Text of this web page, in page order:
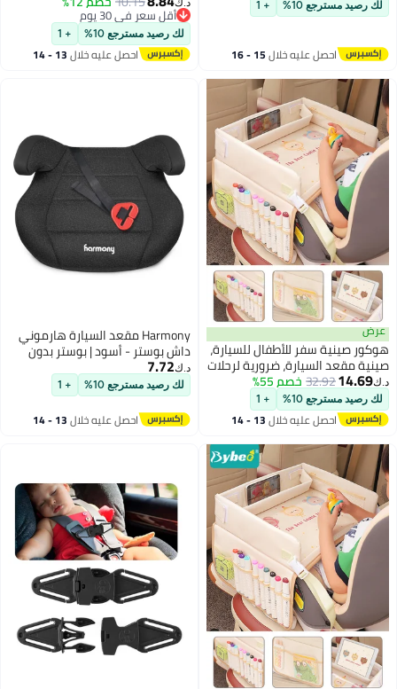
مقعد السيارة قابلة للطي، أزرق
لك رصيد مسترجع 10% + 1
احصل عليه خلال 15 - 16
اغسطس
أقل سعر في 30 يوم
أقل سعر في 30 يوم
لك رصيد مسترجع 10% + 1
احصل عليه خلال 13 - 14
اغسطس
عرض
هوكور صينية سفر للأطفال للسيارة،
صينية مقعد السيارة، ضرورية لرحلات
الطريق، طاولة للمقعد مزودة
بجيوب شبكية، منظم مكتب للسيارة،
إكسسوارات السيارة، قابلة للطي
ومضادة للماء
د.ك‏14.69
32.92خصم 55%
لك رصيد مسترجع 10% + 1
احصل عليه خلال 13 - 14
Harmony مقعد السيارة هارموني
داش بوستر - أسود | بوستر بدون
شكل V نحيف | مقاعد 3 عبر | دليل
حزام الأمان
د.ك‏7.72
لك رصيد مسترجع 10% + 1
احصل عليه خلال 13 - 14